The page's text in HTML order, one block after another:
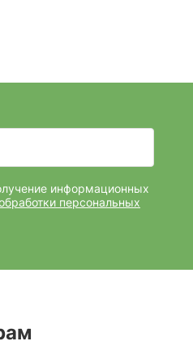
информационных
персональных